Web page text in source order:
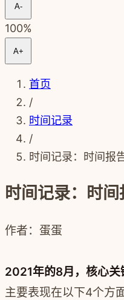
A-
100%
A+
首页
/
时间记录
/
时间记录：时间报
时间记录：时
作者：蛋蛋
2021年的8月，核心关
主要表现在以下4个方面